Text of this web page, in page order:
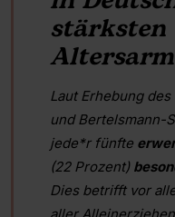
stärksten
Laut Erhebung
und Bertelsmann-
jede*r fünfte
(22 Prozent)
Dies betrifft vor
aller